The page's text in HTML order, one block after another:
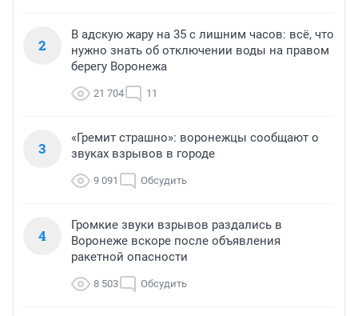
2
В адскую жару на 35 с лишним часов: всё, что
нужно знать об отключении воды на правом
берегу Воронежа
21 704 11
3
«Гремит страшно»: воронежцы сообщают о
звуках взрывов в городе
9 091 Обсудить
4
Громкие звуки взрывов раздались в
Воронеже вскоре после объявления
ракетной опасности
8 503 Обсудить